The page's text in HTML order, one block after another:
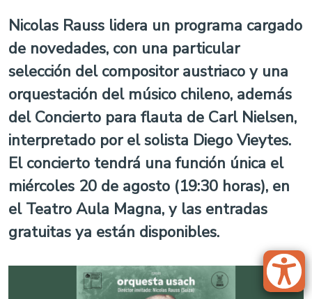
Nicolas Rauss lidera un programa cargado
de novedades, con una particular
selección del compositor austriaco y una
orquestación del músico chileno, además
del Concierto para flauta de Carl Nielsen,
interpretado por el solista Diego Vieytes.
El concierto tendrá una función única el
miércoles 20 de agosto (19:30 horas), en
el Teatro Aula Magna, y las entradas
gratuitas ya están disponibles.